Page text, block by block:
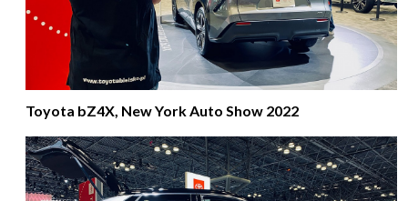
Toyota bZ4X, New York Auto Show 2022